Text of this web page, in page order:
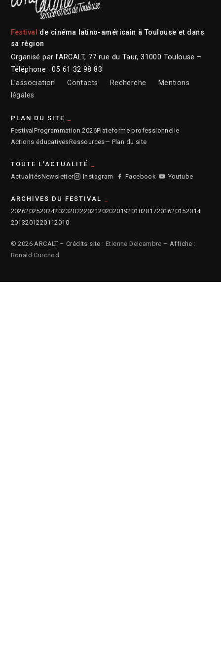
Festival
de cinéma latino-américain à Toulouse et dans
sa région
Organisé par l’ARCALT, 77 rue du Taur, 31000 Toulouse –
Téléphone : 05 61 32 98 83
L’association
Contacts Recherche
Mentions
légales
PLAN DU SITE
FestivalProgrammation 2026Plateforme professionnelle
Actions éducativesRessources— Plan du site
TOUTE L'ACTUALITÉ
ActualitésNewsletter Instagram Facebook Youtube
ARCHIVES DU FESTIVAL
2026202520242023202220212020201920182017201620152014
2013201220112010
© 2026 ARCALT – Crédits site : Etienne Delcambre – Affiche :
Ronald Curchod